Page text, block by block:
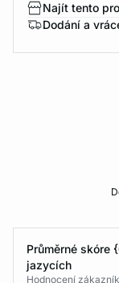
Najít tento
Dodání a
Průměrné skóre
jazycích
Hodnocení